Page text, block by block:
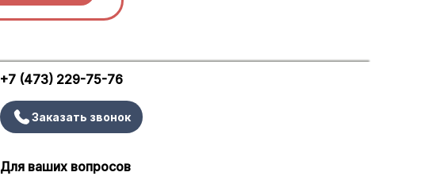
+7 (473) 229-75-76
Заказать звонок
Для ваших вопросов